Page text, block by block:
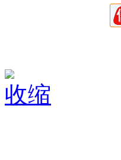
收缩